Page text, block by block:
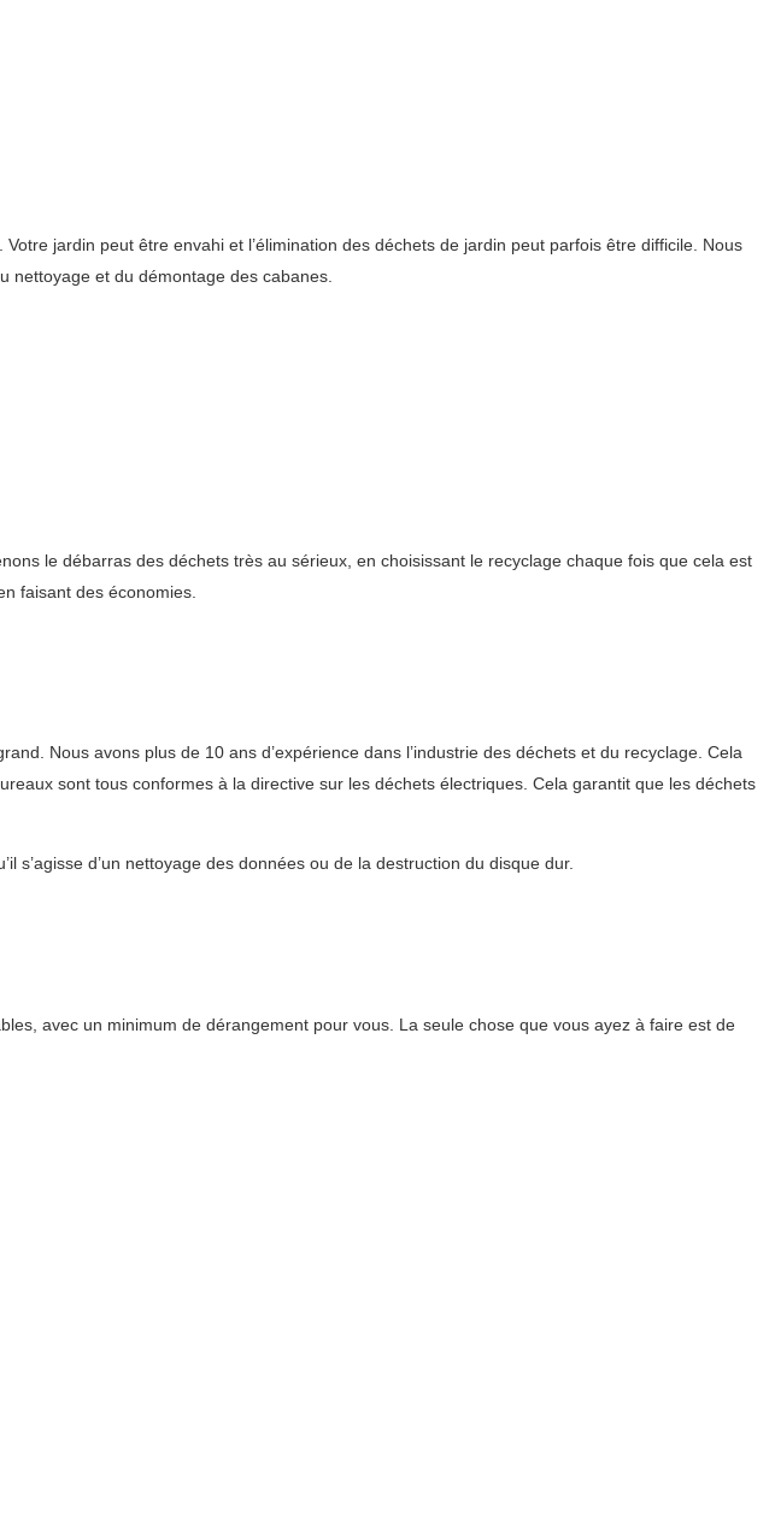
jardin peut être envahi et l’élimination des déchets de jardin peut parfois être difficile. Nous
nettoyage et du démontage des cabanes.
le débarras des déchets très au sérieux, en choisissant le recyclage chaque fois que cela est
faisant des économies.
Nous avons plus de 10 ans d’expérience dans l’industrie des déchets et du recyclage. Cela
sont tous conformes à la directive sur les déchets électriques. Cela garantit que les déchets
s’agisse d’un nettoyage des données ou de la destruction du disque dur.
avec un minimum de dérangement pour vous. La seule chose que vous ayez à faire est de